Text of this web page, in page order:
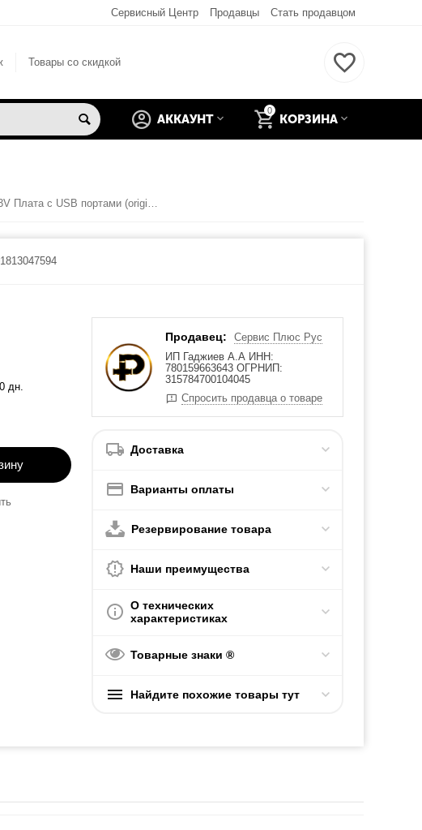
Сервисный Центр Продавцы Стать продавцом
Товары со скидкой
0
КОРЗИНА
АККАУНТ
Sony SVE151G13V Плата с USB портами (original)
дн.
Продавец:
Сервис Плюс Рус
ИП Гаджиев А.А ИНН:
780159663643 ОГРНИП:
315784700104045
Спросить продавца о товаре
Доставка
Варианты оплаты
Резервирование товара
Наши преимущества
О технических
характеристиках
Товарные знаки ®
Найдите похожие товары тут